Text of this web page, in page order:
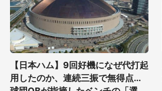
【日本ハム】9回好機になぜ代打起
用したのか、連続三振で無得点...